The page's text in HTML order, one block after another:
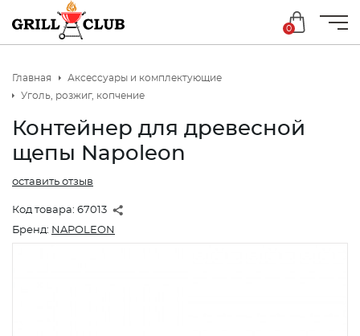
0
Главная
Аксессуары и комплектующие
Уголь, розжиг, копчение
Контейнер для древесной
щепы Napoleon
Код товара: 67013
оставить отзыв
Бренд: NAPOLEON